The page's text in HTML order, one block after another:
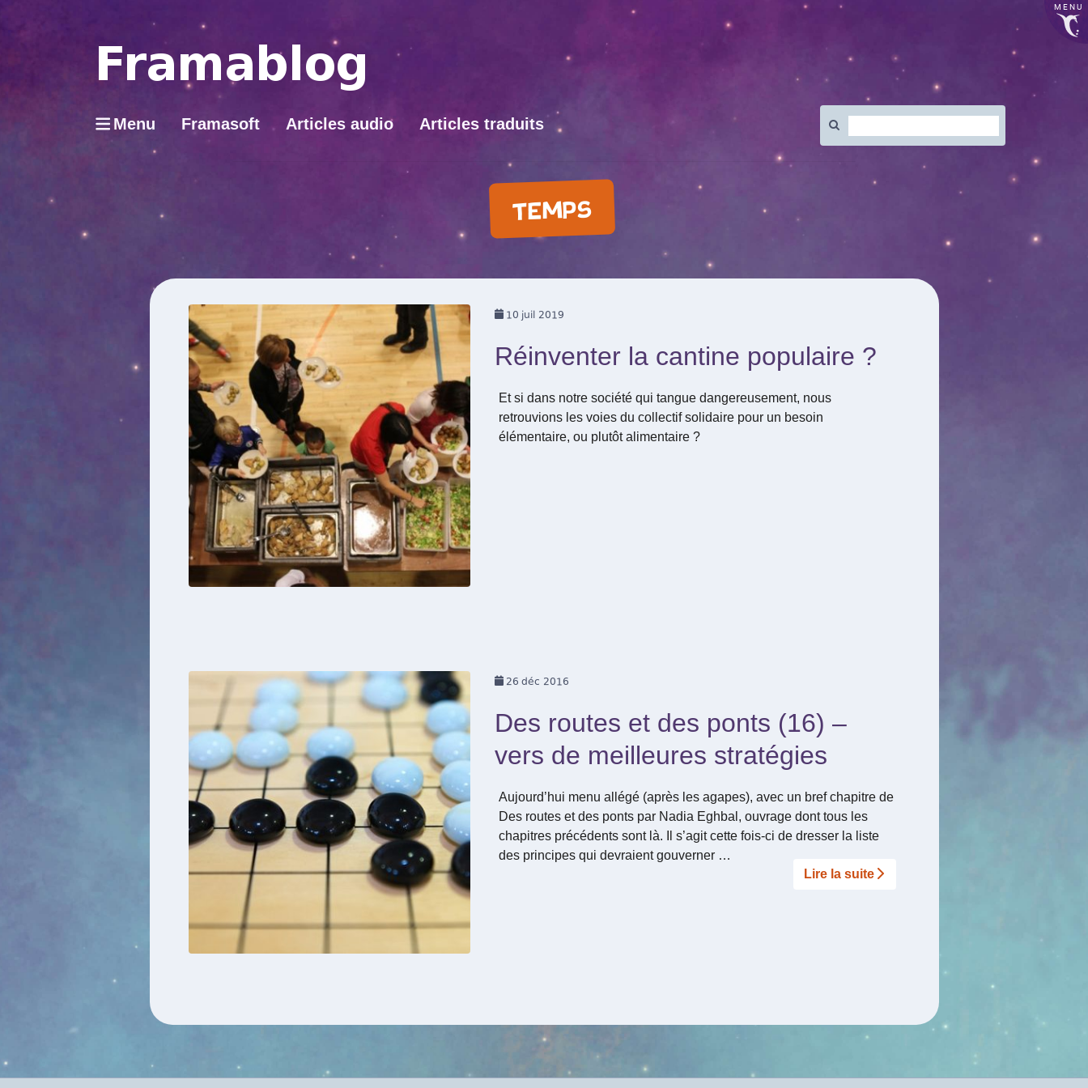
MENU
Menu Framasoft Articles audio Articles traduits
:
TEMPS
10 juil 2019
Réinventer la cantine populaire ?
Et si dans notre société qui tangue dangereusement, nous
retrouvions les voies du collectif solidaire pour un besoin
élémentaire, ou plutôt alimentaire ?
26 déc 2016
Des routes et des ponts (16) –
vers de meilleures stratégies
Aujourd’hui menu allégé (après les agapes), avec un bref chapitre de
Des routes et des ponts par Nadia Eghbal, ouvrage dont tous les
chapitres précédents sont là. Il s’agit cette fois-ci de dresser la liste
des principes qui devraient gouverner …
Lire la suite­­